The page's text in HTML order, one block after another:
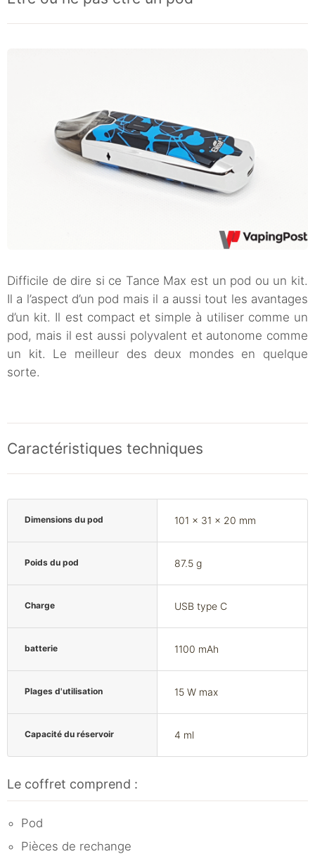
Difficile de dire si ce Tance Max est un pod ou un kit.
Il a l’aspect d’un pod mais il a aussi tout les avantages
d’un kit. Il est compact et simple à utiliser comme un
pod, mais il est aussi polyvalent et autonome comme
un kit. Le meilleur des deux mondes en quelque
sorte.
Caractéristiques techniques
Dimensions du pod 101 x 31 x 20 mm
Poids du pod 87.5 g
Charge USB type C
batterie 1100 mAh
Plages d'utilisation 15 W max
Capacité du réservoir 4 ml
Le coffret comprend :
Pod
Pièces de rechange